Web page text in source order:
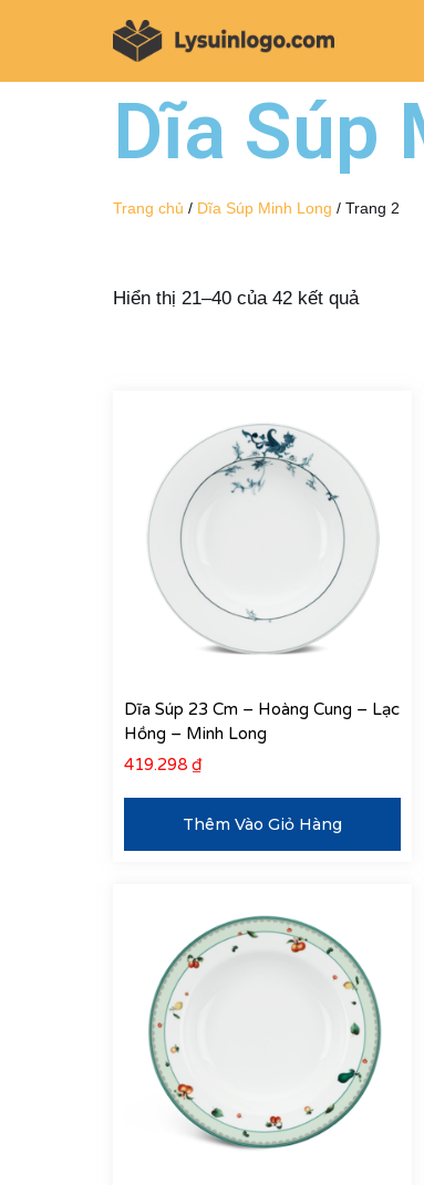
Dĩa Súp
Trang chủ / Dĩa Súp Minh Long / Trang 2
Hiển thị 21–40 của 42 kết quả
Dĩa Súp 23 Cm – Hoàng Cung – Lạc
Hồng – Minh Long
419.298 ₫
Thêm Vào Giỏ Hàng